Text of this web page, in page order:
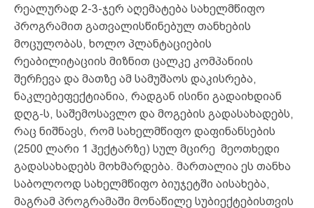
რეალურად 2-3-ჯერ აღემატება სახელმწიფო
პროგრამით გათვალისწინებულ თანხების
მოცულობას, ხოლო პლანტაციების
რეაბილიტაციის მიზნით ცალკე კომპანიის
შერჩევა და მათზე ამ სამუშაოს დაკისრება,
ნაკლებეფექტიანია, რადგან ისინი გადაიხდიან
დღგ-ს, საშემოსავლო და მოგების გადასახადებს,
რაც ნიშნავს, რომ სახელმწიფო დაფინანსების
(2500 ლარი 1 ჰექტარზე) სულ მცირე მეოთხედი
გადასახადებს მოხმარდება. მართალია ეს თანხა
საბოლოოდ სახელმწიფო ბიუჯეტში აისახება,
მაგრამ პროგრამაში მონაწილე სუბიექტებისთვის